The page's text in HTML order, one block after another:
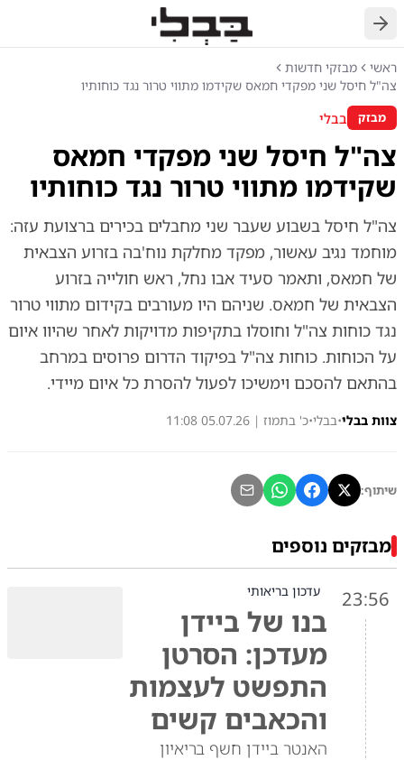
חזרה
ראשי
מבזקי חדשות
צה"ל חיסל שני מפקדי חמאס שקידמו מתווי טרור נגד כוחותיו
מבזק בבלי
צה"ל חיסל שני מפקדי חמאס
שקידמו מתווי טרור נגד כוחותיו
צה"ל חיסל בשבוע שעבר שני מחבלים בכירים ברצועת עזה:
מוחמד נגיב עאשור, מפקד מחלקת נוח'בה בזרוע הצבאית
של חמאס, ותאמר סעיד אבו נחל, ראש חולייה בזרוע
הצבאית של חמאס. שניהם היו מעורבים בקידום מתווי טרור
נגד כוחות צה"ל וחוסלו בתקיפות מדויקות לאחר שהיוו איום
על הכוחות. כוחות צה"ל בפיקוד הדרום פרוסים במרחב
בהתאם להסכם וימשיכו לפעול להסרת כל איום מיידי.
צוות בבלי•בבלי•כ' בתמוז | 05.07.26 11:08
שיתוף:
מבזקים נוספים
23:56 עדכון בריאותי
בנו של ביידן
מעדכן: הסרטן
התפשט לעצמות
והכאבים קשים
האנטר ביידן חשף בריאיון